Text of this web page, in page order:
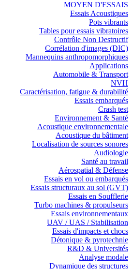
MOYEN D'ESSAIS
Essais Acoustiques
Pots vibrants
Tables pour essais vibratoires
Contrôle Non Destructif
Corrélation d'images (DIC)
Mannequins anthropomorphiques
Applications
Automobile & Transport
NVH
Caractérisation, fatigue & durabilité
Essais embarqués
Crash test
Environnement & Santé
Acoustique environnementale
Acoustique du bâtiment
Localisation de sources sonores
Audiologie
Santé au travail
Aérospatial & Défense
Essais en vol ou embarqués
Essais structuraux au sol (GVT)
Essais en Soufflerie
Turbo machines & propulseurs
Essais environnementaux
UAV / UAS / Stabilisation
Essais d'impacts et chocs
Détonique & pyrotechnie
R&D & Universités
Analyse modale
Dynamique des structures